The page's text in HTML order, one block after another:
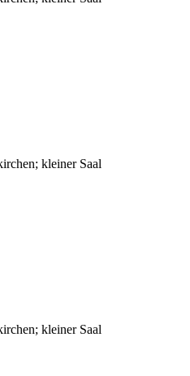
kleiner Saal
kleiner Saal